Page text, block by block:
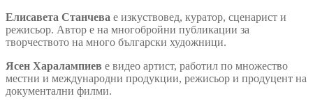
Елисавета Станчева е изкуствовед, куратор, сценарист и
режисьор. Автор е на многобройни публикации за
творчеството на много български художници.
Ясен Харалампиев е видео артист, работил по множество
местни и международни продукции, режисьор и продуцент на
документални филми.